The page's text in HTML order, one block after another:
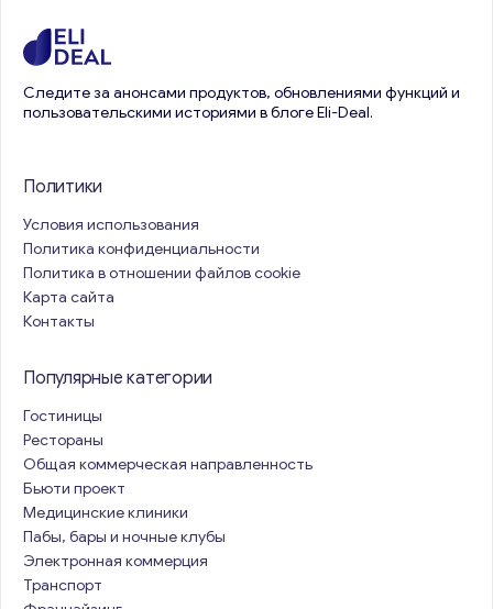
Следите за анонсами продуктов, обновлениями функций и
пользовательскими историями в блоге Eli-Deal.
Политики
Условия использования
Политика конфиденциальности
Политика в отношении файлов cookie
Карта сайта
Контакты
Популярные категории
Гостиницы
Рестораны
Общая коммерческая направленность
Бьюти проект
Медицинские клиники
Пабы, бары и ночные клубы
Электронная коммерция
Транспорт